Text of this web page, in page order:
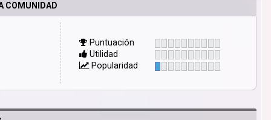
COMUNIDAD
Puntuación
Utilidad
Popularidad